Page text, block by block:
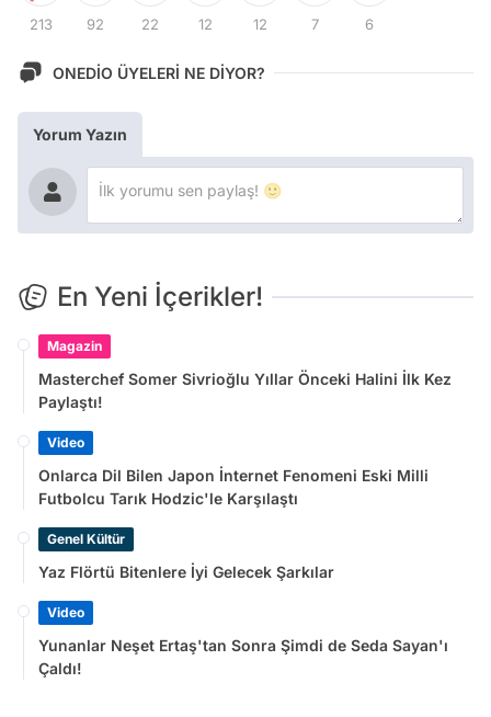
213 92 22 12 12 7 6
ONEDİO ÜYELERİ NE DİYOR?
Yorum Yazın
En Yeni İçerikler!
Magazin
Masterchef Somer Sivrioğlu Yıllar Önceki Halini İlk Kez
Paylaştı!
Video
Onlarca Dil Bilen Japon İnternet Fenomeni Eski Milli
Futbolcu Tarık Hodzic'le Karşılaştı
Genel Kültür
Yaz Flörtü Bitenlere İyi Gelecek Şarkılar
Video
Yunanlar Neşet Ertaş'tan Sonra Şimdi de Seda Sayan'ı
Çaldı!